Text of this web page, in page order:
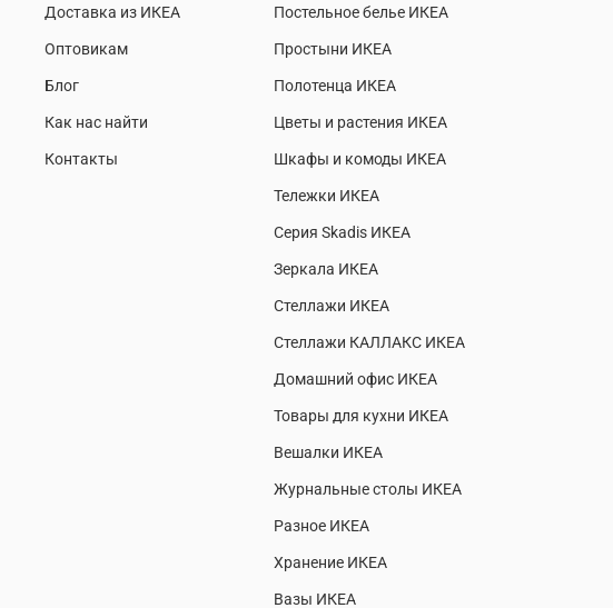
Доставка из ИКЕА
Оптовикам
Блог
Как нас найти
Контакты
Постельное белье ИКЕА
Простыни ИКЕА
Полотенца ИКЕА
Цветы и растения ИКЕА
Шкафы и комоды ИКЕА
Тележки ИКЕА
Серия Skadis ИКЕА
Зеркала ИКЕА
Стеллажи ИКЕА
Стеллажи КАЛЛАКС ИКЕА
Домашний офис ИКЕА
Товары для кухни ИКЕА
Вешалки ИКЕА
Журнальные столы ИКЕА
Разное ИКЕА
Хранение ИКЕА
Вазы ИКЕА